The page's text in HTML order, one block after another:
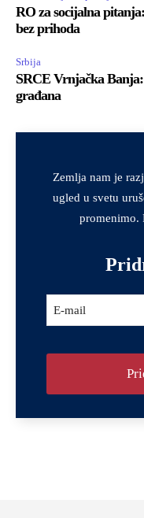
RO za socijalna
bez prihoda
Srbija
SRCE Vrnjačka
građana
Zemlja nam je
ugled u svetu
promenimo.
E-mail